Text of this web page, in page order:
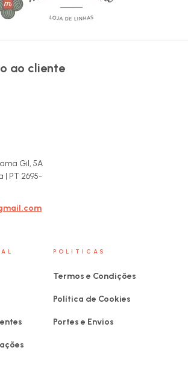
ao cliente
Gil, 5A
| PT 2695-
POLITICAS
Termos e Condições
Política de Cookies
Portes e Envios